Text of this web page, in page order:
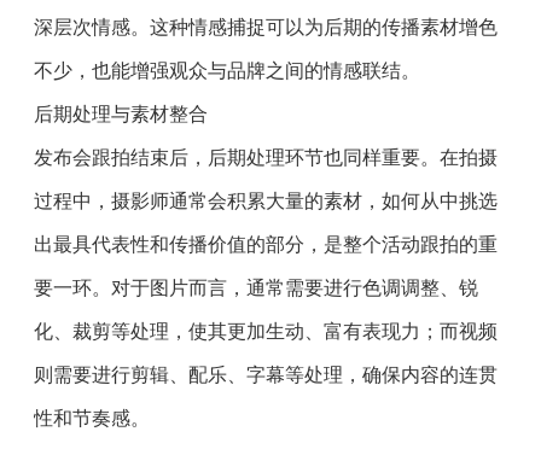
深层次情感。这种情感捕捉可以为后期的传播素材增色
不少，也能增强观众与品牌之间的情感联结。
后期处理与素材整合
发布会跟拍结束后，后期处理环节也同样重要。在拍摄
过程中，摄影师通常会积累大量的素材，如何从中挑选
出最具代表性和传播价值的部分，是整个活动跟拍的重
要一环。对于图片而言，通常需要进行色调调整、锐
化、裁剪等处理，使其更加生动、富有表现力；而视频
则需要进行剪辑、配乐、字幕等处理，确保内容的连贯
性和节奏感。